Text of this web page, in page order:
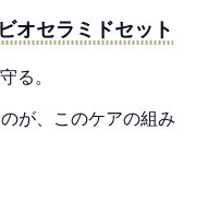
オセラミドセット
る。
が、このケアの組み